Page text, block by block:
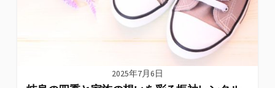
2025年7月6日